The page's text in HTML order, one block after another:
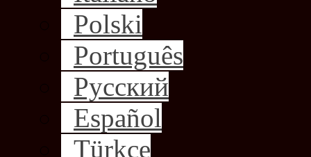
Polski
Português
Русский
Español
Türkçe